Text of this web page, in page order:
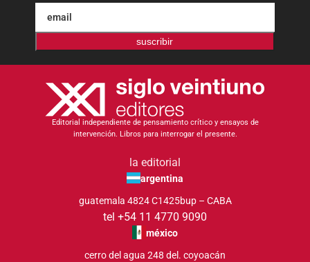
suscribir
Editorial independiente de pensamiento crítico y ensayos de
intervención. Libros para interrogar el presente.
la editorial
argentina
guatemala 4824 C1425bup – CABA
tel +54 11 4770 9090
méxico
cerro del agua 248 del. coyoacán